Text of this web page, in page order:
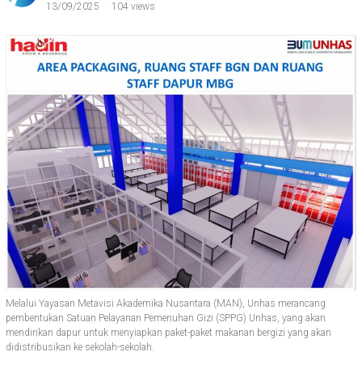
13/09/2025
104 views
Melalui Yayasan Metavisi Akademika Nusantara (MAN), Unhas merancang
pembentukan Satuan Pelayanan Pemenuhan Gizi (SPPG) Unhas, yang akan
mendirikan dapur untuk menyiapkan paket-paket makanan bergizi yang akan
didistribusikan ke sekolah-sekolah.